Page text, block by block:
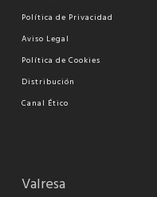
Política de Privacidad
Aviso Legal
Política de Cookies
Distribución
Canal Ético
Valresa